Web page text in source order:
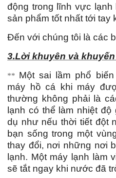
động trong lĩnh vực
sản phẩm tốt nhất tới tay
Đến với chúng tôi là các
3.Lời khuyên và
** Một sai lầm phổ
máy hồ cá khi máy
thường không phải là
lạnh có thể làm nhiệt
dụ như nếu thời tiết đột
bạn sống trong một
thay đổi, nơi những nơi
lạnh. Một máy lạnh làm
sẽ tắt ngay khi nước đã